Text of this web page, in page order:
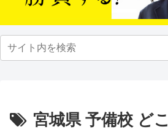
宮城県 予備校 どこ